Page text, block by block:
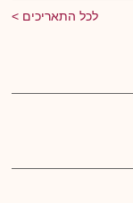
לכל התאריכים